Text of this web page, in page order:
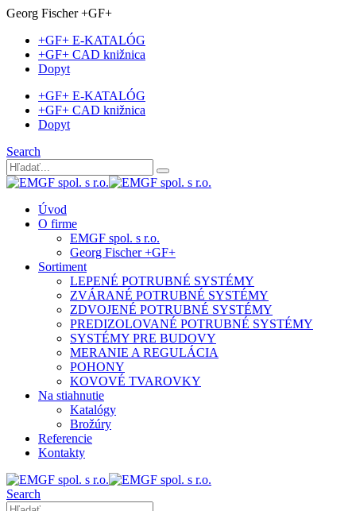
Georg Fischer +GF+
+GF+ E-KATALÓG
+GF+ CAD knižnica
Dopyt
+GF+ E-KATALÓG
+GF+ CAD knižnica
Dopyt
Search
Úvod
O firme
EMGF spol. s r.o.
Georg Fischer +GF+
Sortiment
LEPENÉ POTRUBNÉ SYSTÉMY
ZVÁRANÉ POTRUBNÉ SYSTÉMY
ZDVOJENÉ POTRUBNÉ SYSTÉMY
PREDIZOLOVANÉ POTRUBNÉ SYSTÉMY
SYSTÉMY PRE BUDOVY
MERANIE A REGULÁCIA
POHONY
KOVOVÉ TVAROVKY
Na stiahnutie
Katalógy
Brožúry
Referencie
Kontakty
Search